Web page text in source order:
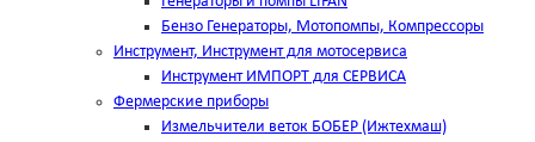
Бензо Генераторы, Мотопомпы, Компрессоры
Инструмент, Инструмент для мотосервиса
Инструмент ИМПОРТ для СЕРВИСА
Фермерские приборы
Измельчители веток БОБЕР (Ижтехмаш)